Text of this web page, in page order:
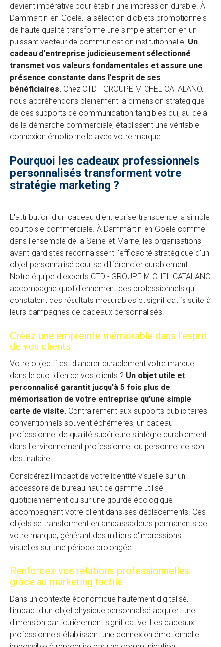
devient impérative pour établir une impression durable. À
Dammartin-en-Goële, la sélection d'objets promotionnels
de haute qualité transforme une simple attention en un
puissant vecteur de communication institutionnelle. Un
cadeau d'entreprise judicieusement sélectionné
transmet vos valeurs fondamentales et assure une
présence constante dans l'esprit de ses
bénéficiaires. Chez CTD - GROUPE MICHEL CATALANO,
nous appréhendons pleinement la dimension stratégique
de ces supports de communication tangibles qui, au-delà
de la démarche commerciale, établissent une véritable
connexion émotionnelle avec votre marque.
Pourquoi les cadeaux professionnels
personnalisés transforment votre
stratégie marketing ?
L'attribution d'un cadeau d'entreprise transcende la simple
courtoisie commerciale. À Dammartin-en-Goële comme
dans l'ensemble de la Seine-et-Marne, les organisations
avant-gardistes reconnaissent l'efficacité stratégique d'un
objet personnalisé pour se différencier durablement.
Notre équipe d'experts CTD - GROUPE MICHEL CATALANO
accompagne quotidiennement des professionnels qui
constatent des résultats mesurables et significatifs suite à
leurs campagnes de cadeaux personnalisés.
Créez une empreinte mémorable dans l'esprit
de vos clients
Votre objectif est d'ancrer durablement votre marque
dans le quotidien de vos clients ? Un objet utile et
personnalisé garantit jusqu'à 5 fois plus de
mémorisation de votre entreprise qu'une simple
carte de visite. Contrairement aux supports publicitaires
conventionnels souvent éphémères, un cadeau
professionnel de qualité supérieure s'intègre durablement
dans l'environnement professionnel ou personnel de son
destinataire.
Considérez l'impact de votre identité visuelle sur un
accessoire de bureau haut de gamme utilisé
quotidiennement ou sur une gourde écologique
accompagnant votre client dans ses déplacements. Ces
objets se transforment en ambassadeurs permanents de
votre marque, générant des milliers d'impressions
visuelles sur une période prolongée.
Renforcez vos relations professionnelles
grâce au marketing tactile
Dans un contexte économique hautement digitalisé,
l'impact d'un objet physique personnalisé acquiert une
dimension particulièrement significative. Les cadeaux
professionnels établissent une connexion émotionnelle